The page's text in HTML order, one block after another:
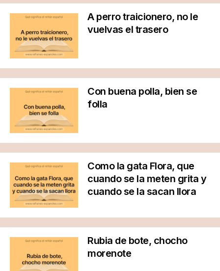
A perro traicionero, no le
vuelvas el trasero
Con buena polla, bien se
folla
Como la gata Flora, que
cuando se la meten grita y
cuando se la sacan llora
Rubia de bote, chocho
morenote